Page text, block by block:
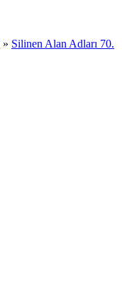
» Silinen Alan Adları 70.